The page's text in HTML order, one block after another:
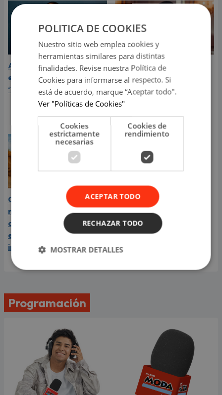
Aria Vega conquista con
el lanzamiento de
‘Tototo (+4)’
¿Greeicy está
embarazada de su
segundo hijo? Mike Bahía
compartió revelador
Carín León está en el
mejor momento de su
carrera y llega a Lima en
el año de su consagración
internacional
Programación
POLITICA DE COOKIES
Nuestro sitio web emplea cookies y
herramientas similares para distintas
finalidades. Revise nuestra Política de
Cookies para informarse al respecto. Si
está de acuerdo, marque “Aceptar todo".
Ver "Políticas de Cookies"
Cookies
estrictamente
necesarias
Cookies de
rendimiento
ACEPTAR TODO
RECHAZAR TODO
MOSTRAR DETALLES